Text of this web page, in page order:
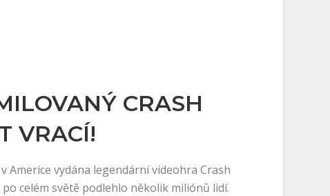
CRASH
VRACÍ!
Americe vydána legendární videohra Crash
celém světě podlehlo několik miliónů lidí.